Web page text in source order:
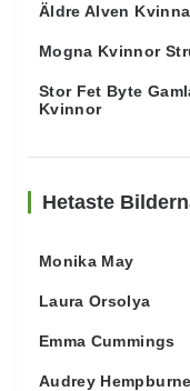
Äldre Alven Kvinna
Mogna Kvinnor
Stor Fet Byte
Kvinnor
Hetaste
Monika May
Laura Orsolya
Emma Cummings
Audrey Hempburne